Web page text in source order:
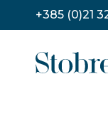
Preskoči na sadržaj
+385 (0)21